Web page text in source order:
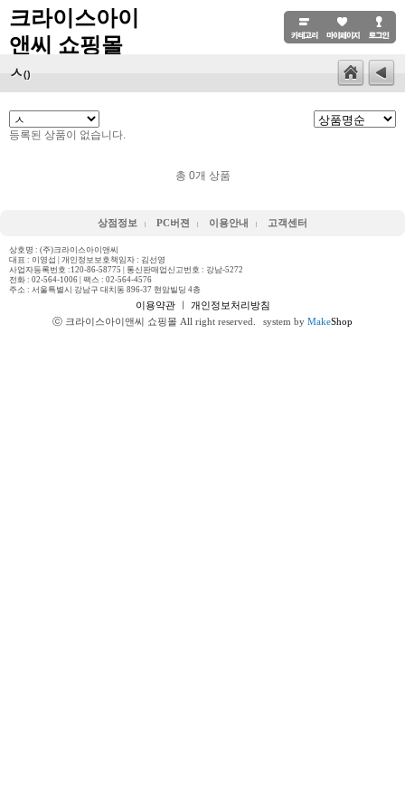
크라이스아이
앤씨 쇼핑몰
ㅅ()
등록된 상품이 없습니다.
총 0개 상품
상점정보 PC버젼 이용안내 고객센터
상호명 : (주)크라이스아이앤씨
대표 : 이영섭 | 개인정보보호책임자 : 김선영
사업자등록번호 :120-86-58775 | 통신판매업신고번호 : 강남-5272
전화 : 02-564-1006 | 팩스 : 02-564-4576
주소 : 서울특별시 강남구 대치동 896-37 현암빌딩 4층
이용약관ㅣ 개인정보처리방침
ⓒ 크라이스아이앤씨 쇼핑몰 All right reserved.
system by MakeShop